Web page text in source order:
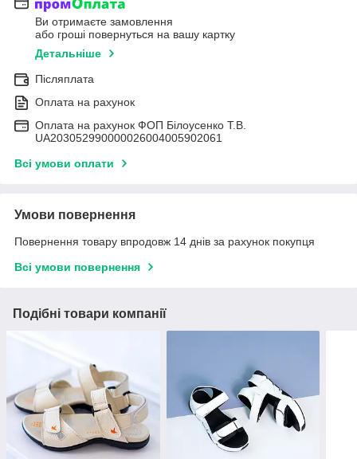
Ви отримаєте замовлення
або гроші повернуться на вашу картку
Детальніше
Післяплата
Оплата на рахунок
Оплата на рахунок ФОП Білоусенко Т.В.
UA203052990000026004005902061
Всі умови оплати
Умови повернення
Повернення товару впродовж 14 днів за рахунок покупця
Всі умови повернення
Подібні товари компанії